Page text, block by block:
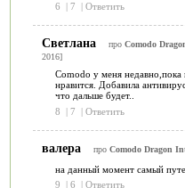
6
| 7 | Ответить
Светлана про Comodo
2016]
Comodo у меня недавно,пока
нравится. Добавила
что дальше будет..
8
| 7 | Ответить
валера про Comodo Dragon
на данный момент самый
9
| 6 | Ответить